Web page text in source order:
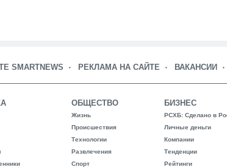
SMARTNEWS РЕКЛАМА НА САЙТЕ ВАКАНСИИ
ОБЩЕСТВО
Жизнь
Происшествия
Технологии
Развлечения
Спорт
БИЗНЕС
РСХБ: Сделано в
Личные деньги
Компании
Тенденции
Рейтинги